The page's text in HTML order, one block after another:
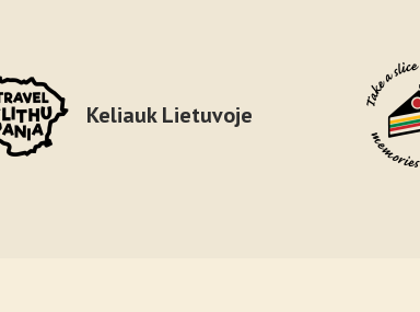
Keliauk Lietuvoje